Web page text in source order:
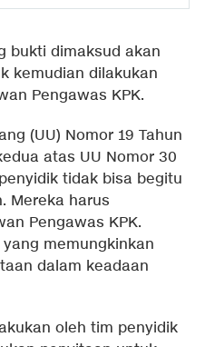
bukti dimaksud akan
kemudian dilakukan
Pengawas KPK.
(UU) Nomor 19 Tahun
atas UU Nomor 30
tidak bisa begitu
Mereka harus
Pengawas KPK.
memungkinkan
dalam keadaan
oleh tim penyidik